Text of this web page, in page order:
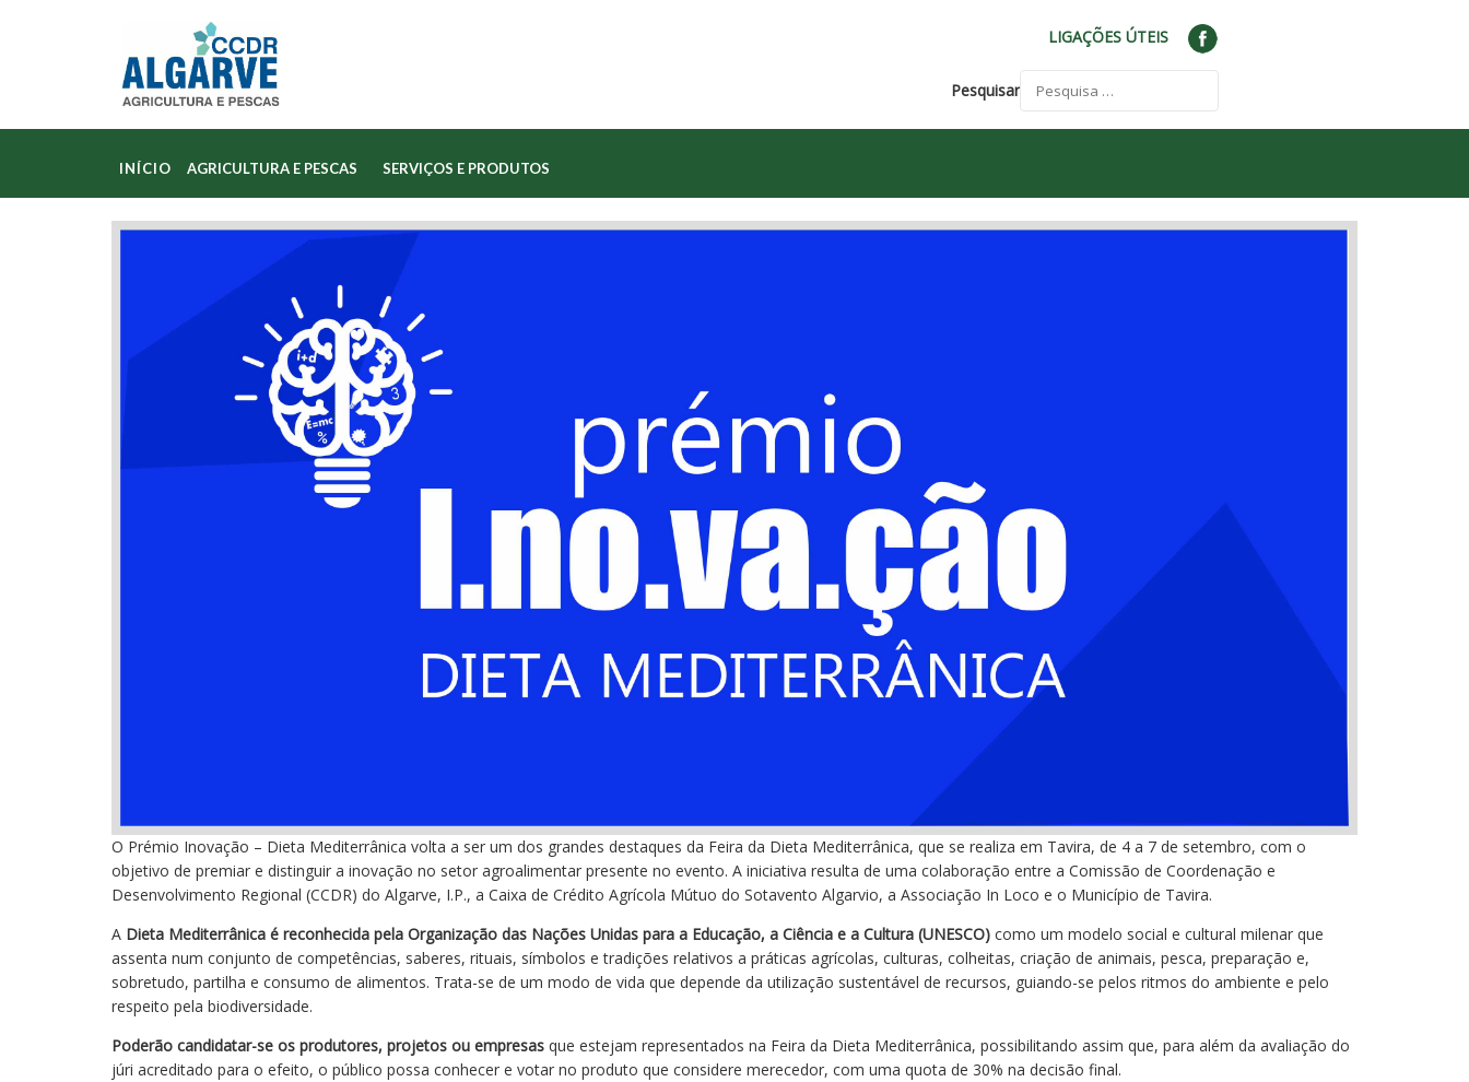
LIGAÇÕES ÚTEIS
Pesquisar
INÍCIO AGRICULTURA E PESCAS SERVIÇOS E PRODUTOS
O Prémio Inovação – Dieta Mediterrânica volta a ser um dos grandes destaques da Feira da Dieta Mediterrânica, que se realiza em Tavira, de 4 a 7 de setembro, com o
objetivo de premiar e distinguir a inovação no setor agroalimentar presente no evento. A iniciativa resulta de uma colaboração entre a Comissão de Coordenação e
Desenvolvimento Regional (CCDR) do Algarve, I.P., a Caixa de Crédito Agrícola Mútuo do Sotavento Algarvio, a Associação In Loco e o Município de Tavira.
A Dieta Mediterrânica é reconhecida pela Organização das Nações Unidas para a Educação, a Ciência e a Cultura (UNESCO) como um modelo social e cultural milenar que
assenta num conjunto de competências, saberes, rituais, símbolos e tradições relativos a práticas agrícolas, culturas, colheitas, criação de animais, pesca, preparação e,
sobretudo, partilha e consumo de alimentos. Trata-se de um modo de vida que depende da utilização sustentável de recursos, guiando-se pelos ritmos do ambiente e pelo
respeito pela biodiversidade.
Poderão candidatar-se os produtores, projetos ou empresas que estejam representados na Feira da Dieta Mediterrânica, possibilitando assim que, para além da avaliação do
júri acreditado para o efeito, o público possa conhecer e votar no produto que considere merecedor, com uma quota de 30% na decisão final.